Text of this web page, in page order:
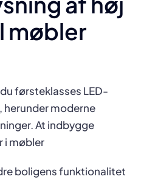
møbler
førsteklasses LED-
herunder moderne
At indbygge
i møbler
boligens funktionalitet